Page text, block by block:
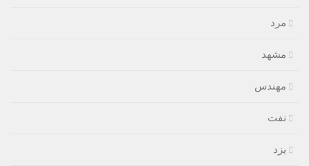
مرد
مشهد
مهندس
نفت
یزد